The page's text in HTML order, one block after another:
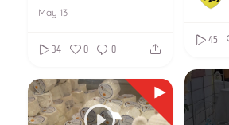
May 13
34 0 0
45